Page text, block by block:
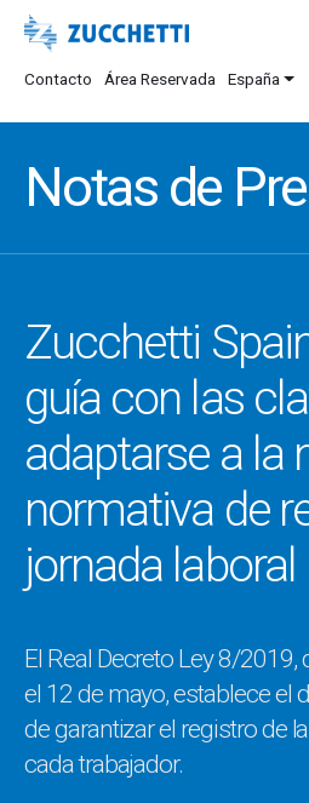
Contacto Área Reservada España
Notas de
Zucchetti
guía con las
adaptarse a la
normativa de
jornada laboral
El Real Decreto Ley 8/2019,
el 12 de mayo, establece el
de garantizar el registro de
cada trabajador.